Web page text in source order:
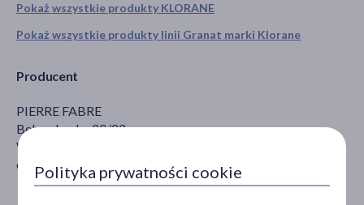
Pokaż wszystkie produkty KLORANE
Pokaż wszystkie produkty linii Granat marki Klorane
Producent
PIERRE FABRE
Belwederska 20/22
Warszawa
odo.pfm@pierre-fabre.com
Polityka prywatności cookie